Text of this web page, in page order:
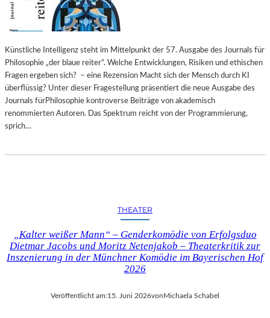
Künstliche Intelligenz steht im Mittelpunkt der 57. Ausgabe des Journals für
Philosophie „der blaue reiter“. Welche Entwicklungen, Risiken und ethischen
Fragen ergeben sich? – eine Rezension Macht sich der Mensch durch KI
überflüssig? Unter dieser Fragestellung präsentiert die neue Ausgabe des
Journals fürPhilosophie kontroverse Beiträge von akademisch
renommierten Autoren. Das Spektrum reicht von der Programmierung,
sprich…
THEATER
„Kalter weißer Mann“ – Genderkomödie von Erfolgsduo
Dietmar Jacobs und Moritz Netenjakob – Theaterkritik zur
Inszenierung in der Münchner Komödie im Bayerischen Hof
2026
Veröffentlicht am:15. Juni 2026vonMichaela Schabel